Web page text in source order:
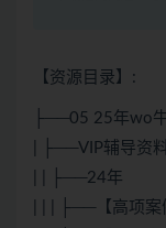
【资源目录】:
├──05 25年wo
| ├──VIP辅导资
| | ├──24年
| | | ├──【高项